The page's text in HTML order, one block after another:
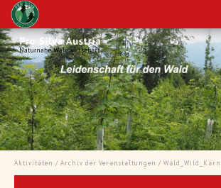
Dauerwaldbeispiele in
Aktivitäten / Archiv der Veranstaltungen /